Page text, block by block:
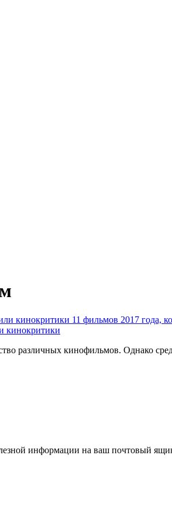
11 фильмов 2017 года,
кинокритики
различных кинофильмов. Однако
информации на ваш почтовый